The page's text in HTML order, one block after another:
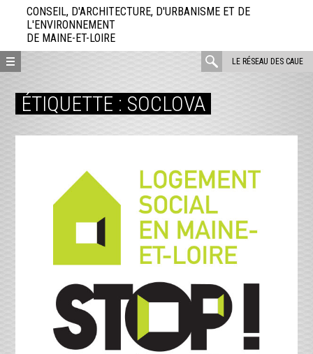
directement
contenu
CONSEIL, D'ARCHITECTURE, D'URBANISME ET DE
L'ENVIRONNEMENT
DE MAINE-ET-LOIRE
LE RÉSEAU DES CAUE
rechercher
ÉTIQUETTE : SOCLOVA